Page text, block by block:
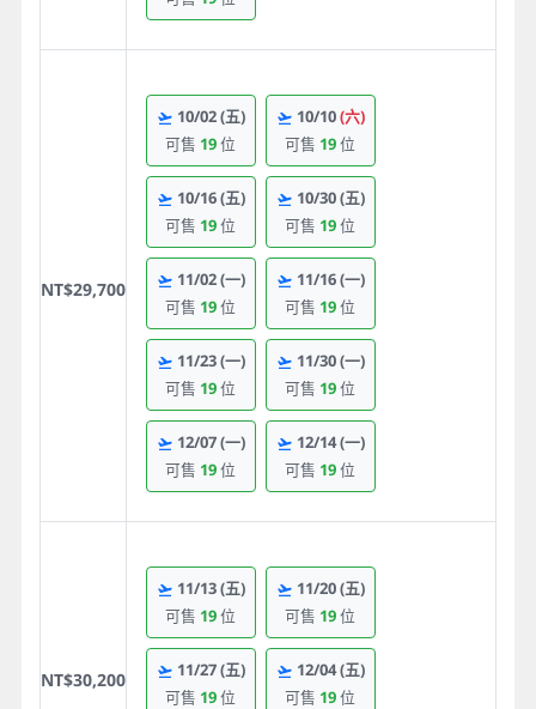
NT$29,700
10/02(五)
可售 19位
10/10(六)
可售 19位
10/16(五)
可售 19位
10/30(五)
可售 19位
11/02(一)
可售 19位
11/16(一)
可售 19位
11/23(一)
可售 19位
11/30(一)
可售 19位
12/07(一)
可售 19位
12/14(一)
可售 19位
NT$30,200
11/13(五)
可售 19位
11/20(五)
可售 19位
11/27(五)
可售 19位
12/04(五)
可售 19位